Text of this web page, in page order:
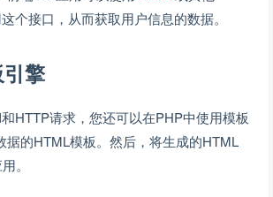
个接口，从而获取用户信息的数据。
擎
HTTP请求，您还可以在PHP中使用模板
据的HTML模板。然后，将生成的HTML
。